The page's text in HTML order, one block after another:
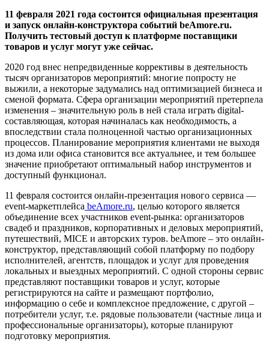
11 февраля 2021 года состоится официальная презентация
и запуск онлайн-конструктора событий beAmore.ru.
Получить тестовый доступ к платформе поставщики
товаров и услуг могут уже сейчас.
2020 год внес непредвиденные коррективы в деятельность
тысяч организаторов мероприятий: многие попросту не
выжили, а некоторые задумались над оптимизацией бизнеса и
сменой формата. Сфера организации мероприятий претерпела
изменения – значительную роль в ней стала играть digital-
составляющая, которая начиналась как необходимость, а
впоследствии стала полноценной частью организационных
процессов. Планирование мероприятия клиентами не выходя
из дома или офиса становится все актуальнее, и тем большее
значение приобретают оптимальный набор инструментов и
доступный функционал.
11 февраля состоится онлайн-презентация нового сервиса —
event-маркетплейса beAmore.ru, целью которого является
объединение всех участников event-рынка: организаторов
свадеб и праздников, корпоративных и деловых мероприятий,
путешествий, MICE и авторских туров. beAmore – это онлайн-
конструктор, представляющий собой платформу по подбору
исполнителей, агентств, площадок и услуг для проведения
локальных и выездных мероприятий. С одной стороны сервис
представляют поставщики товаров и услуг, которые
регистрируются на сайте и размещают портфолио,
информацию о себе и комплексное предложение, с другой –
потребители услуг, т.е. рядовые пользователи (частные лица и
профессиональные организаторы), которые планируют
подготовку мероприятия.